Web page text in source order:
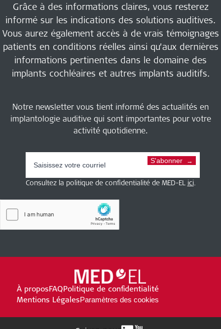
Grâce à des informations claires, vous resterez
informé sur les indications des solutions auditives.
Vous aurez également accès à de vrais témoignages
patients en conditions réelles ainsi qu’aux dernières
informations pertinentes dans le domaine des
implants cochléaires et autres implants auditifs.
Notre newsletter vous tient informé des actualités en
implantologie auditive qui sont importantes pour votre
activité quotidienne.
S'abonner
Consultez la politique de confidentialité de MED-EL ici.
À proposFAQPolitique de confidentialité
Mentions LégalesParamètres des cookies